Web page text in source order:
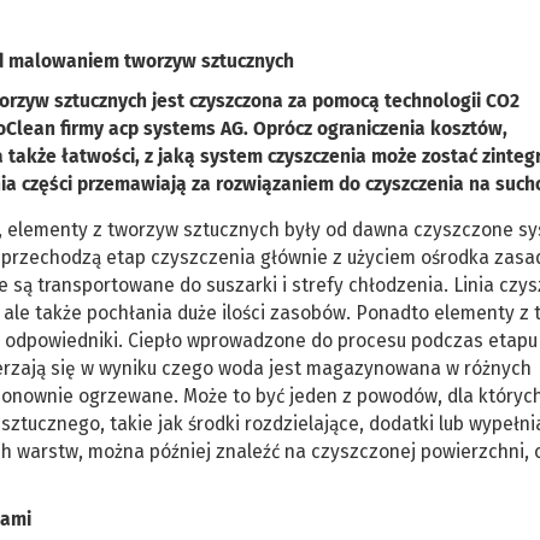
malowaniem tworzyw sztucznych
sztucznych jest czyszczona za pomocą technologii CO2
firmy acp systems AG. Oprócz ograniczenia kosztów,
łatwości, z jaką system czyszczenia może zostać
przemawiają za rozwiązaniem do czyszczenia na
z tworzyw sztucznych były od dawna czyszczone
etap czyszczenia głównie z użyciem ośrodka
transportowane do suszarki i strefy chłodzenia. Linia
także pochłania duże ilości zasobów. Ponadto elementy z
Ciepło wprowadzone do procesu podczas etapu
się w wyniku czego woda jest magazynowana w różnych
ogrzewane. Może to być jeden z powodów, dla
takie jak środki rozdzielające, dodatki lub
warstw, można później znaleźć na czyszczonej powierzchni,